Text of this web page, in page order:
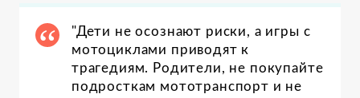
"Дети не осознают риски, а игры с
мотоциклами приводят к
трагедиям. Родители, не покупайте
подросткам мототранспорт и не